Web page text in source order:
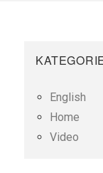
English
Home
Video